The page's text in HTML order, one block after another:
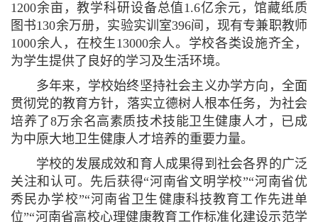
1200余亩，教学科研设备总值1.6亿余元，馆藏纸质
图书130余万册，实验实训室396间，现有专兼职教师
1000余人，在校生13000余人。学校各类设施齐全，
为学生提供了良好的学习及生活环境。
多年来，学校始终坚持社会主义办学方向，全面
贯彻党的教育方针，落实立德树人根本任务，为社会
培养了8万余名高素质技术技能卫生健康人才，已成
为中原大地卫生健康人才培养的重要力量。
学校的发展成效和育人成果得到社会各界的广泛
关注和认可。先后获得“河南省文明学校”“河南省优
秀民办学校”“河南省卫生健康科技教育工作先进单
位”“河南省高校心理健康教育工作标准化建设示范学